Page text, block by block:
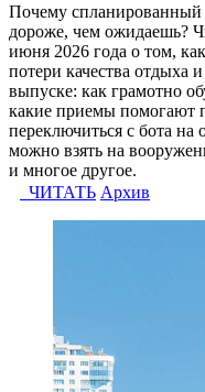
Почему спланированный
дороже, чем ожидаешь?
июня 2026 года о том,
потери качества отдыха
выпуске: как грамотно
какие приемы помогают
переключиться с бота
можно взять на
и многое другое.
ЧИТАТЬ Архив